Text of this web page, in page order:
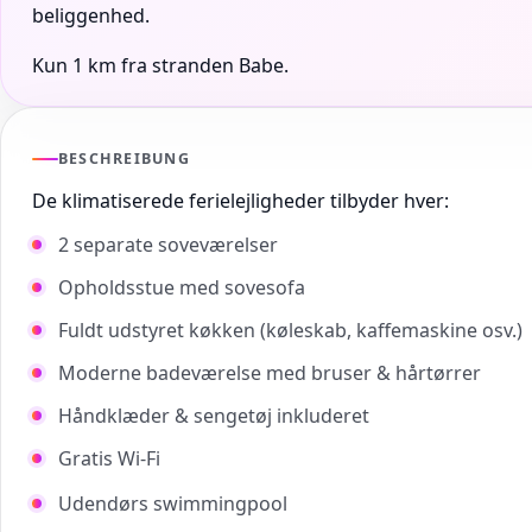
beliggenhed.
Kun 1 km fra stranden Babe.
BESCHREIBUNG
De klimatiserede ferielejligheder tilbyder hver:
2 separate soveværelser
Opholdsstue med sovesofa
Fuldt udstyret køkken (køleskab, kaffemaskine osv.)
Moderne badeværelse med bruser & hårtørrer
Håndklæder & sengetøj inkluderet
Gratis Wi-Fi
Udendørs swimmingpool